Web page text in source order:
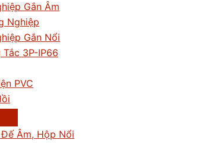
Gắn Âm
Nghiệp
Gắn Nổi
3P-IP66
PVC
Âm, Hộp Nổi